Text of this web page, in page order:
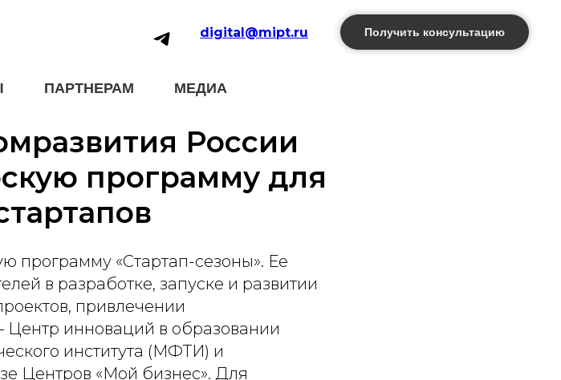
digital@mipt.ru Получить консультацию
ПАРТНЕРАМ МЕДИА
России
программу для
программу «Стартап-сезоны». Ее
в разработке, запуске и развитии
привлечении
инноваций в образовании
института (МФТИ) и
Центров «Мой бизнес». Для